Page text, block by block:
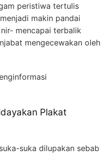
peristiwa tertulis
makin pandai
mencapai terbalik
mengecewakan oleh
Plakat
suka dilupakan sebab